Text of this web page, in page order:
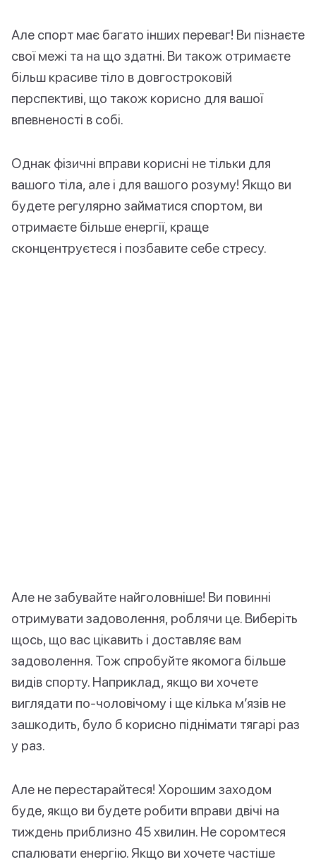
Але спорт має багато інших переваг! Ви пізнаєте
свої межі та на що здатні. Ви також отримаєте
більш красиве тіло в довгостроковій
перспективі, що також корисно для вашої
впевненості в собі.
Однак фізичні вправи корисні не тільки для
вашого тіла, але і для вашого розуму! Якщо ви
будете регулярно займатися спортом, ви
отримаєте більше енергії, краще
сконцентруєтеся і позбавите себе стресу.
Але не забувайте найголовніше! Ви повинні
отримувати задоволення, роблячи це. Виберіть
щось, що вас цікавить і доставляє вам
задоволення. Тож спробуйте якомога більше
видів спорту. Наприклад, якщо ви хочете
виглядати по-чоловічому і ще кілька м’язів не
зашкодить, було б корисно піднімати тягарі раз
у раз.
Але не перестарайтеся! Хорошим заходом
буде, якщо ви будете робити вправи двічі на
тиждень приблизно 45 хвилин. Не соромтеся
спалювати енергію. Якщо ви хочете частіше